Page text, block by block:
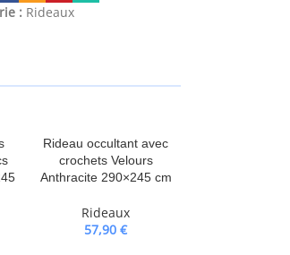
: Rideaux
Rideau occultant avec
crochets Velours
Anthracite 290×245 cm
Rideaux
57,90€